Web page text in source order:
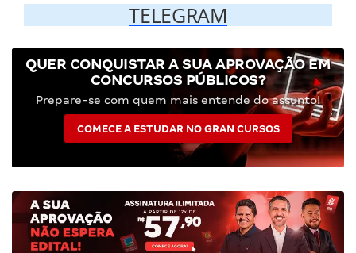
TELEGRAM
QUER CONQUISTAR A SUA APROVAÇÃO EM
CONCURSOS PÚBLICOS?
Prepare-se com quem mais entende do assunto!
COMECE A ESTUDAR NO GRAN CURSOS